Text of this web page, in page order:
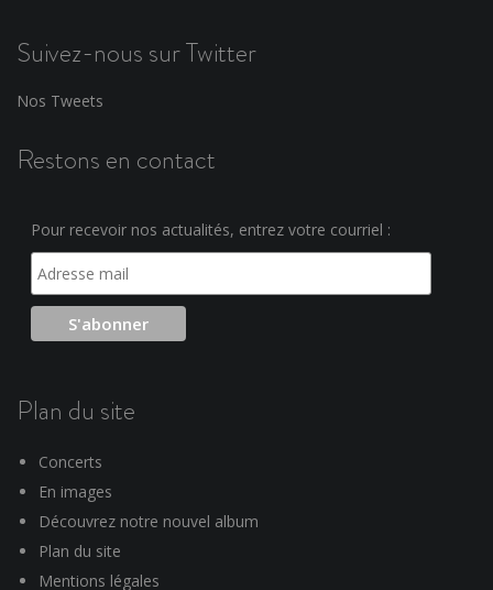
Suivez-nous sur Twitter
Nos Tweets
Restons en contact
Pour recevoir nos actualités, entrez votre courriel :
Plan du site
Concerts
En images
Découvrez notre nouvel album
Plan du site
Mentions légales